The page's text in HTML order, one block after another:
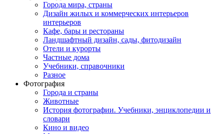
Города мира, страны
Дизайн жилых и коммерческих интерьеров
интерьеров
Кафе, бары и рестораны
Ландшафтный дизайн, сады, фитодизайн
Отели и курорты
Частные дома
Учебники, справочники
Разное
Фотография
Города и страны
Животные
История фотографии. Учебники, энциклопедии и
словари
Кино и видео